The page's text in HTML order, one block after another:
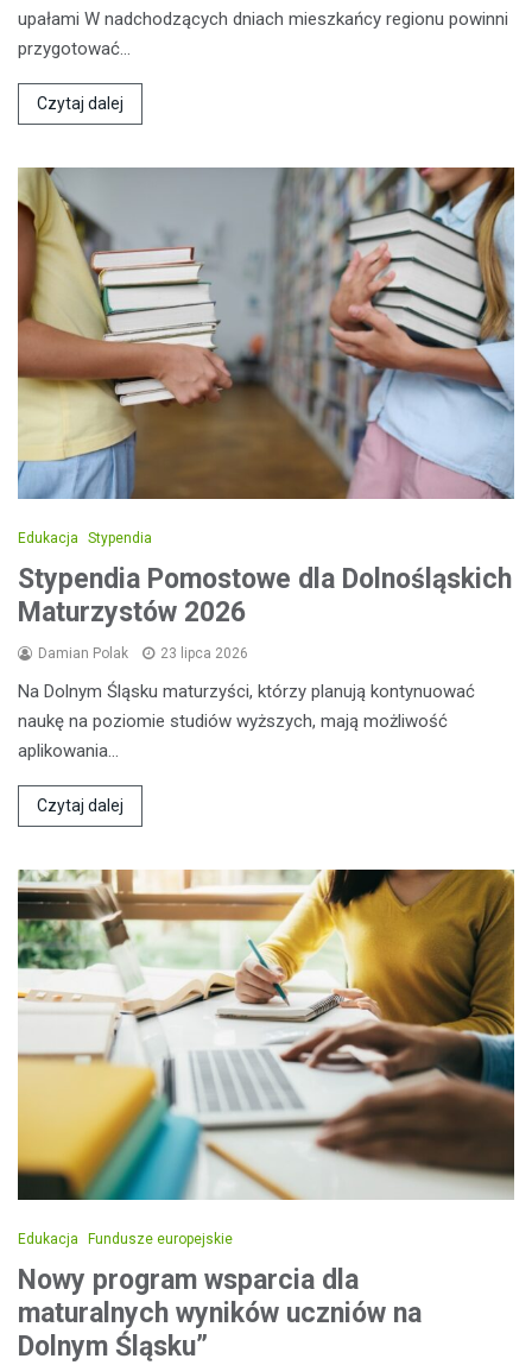
upałami W nadchodzących dniach mieszkańcy regionu powinni
przygotować…
Czytaj dalej
Edukacja Stypendia
Stypendia Pomostowe dla Dolnośląskich
Maturzystów 2026
Damian Polak 23 lipca 2026
Na Dolnym Śląsku maturzyści, którzy planują kontynuować
naukę na poziomie studiów wyższych, mają możliwość
aplikowania…
Czytaj dalej
Edukacja Fundusze europejskie
Nowy program wsparcia dla
maturalnych wyników uczniów na
Dolnym Śląsku”